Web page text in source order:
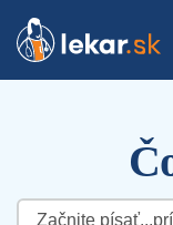
Hľadať: